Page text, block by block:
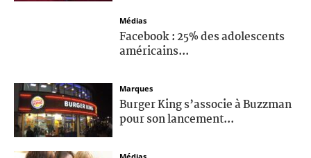
Médias
Facebook : 25% des adolescents
américains...
Marques
Burger King s’associe à Buzzman
pour son lancement...